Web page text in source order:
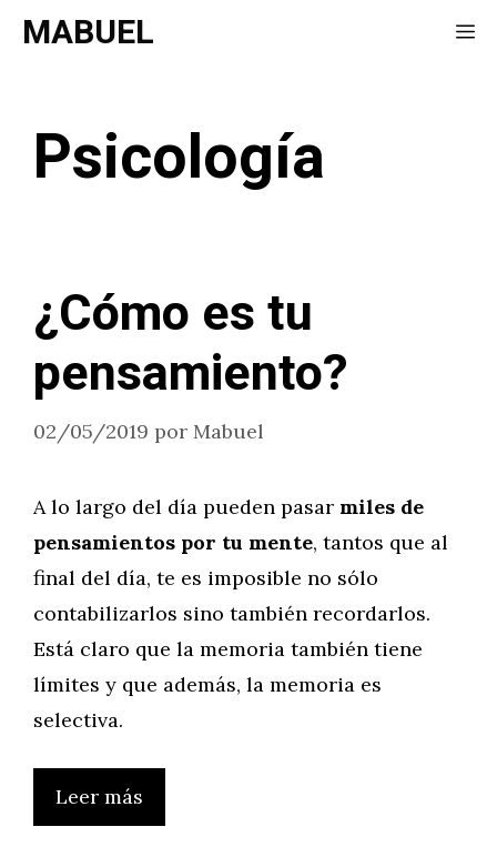
SaltarMABUEL
Psicología
¿Cómo es tu
pensamiento?
02/05/2019 por Mabuel
A lo largo del día pueden pasar miles de
pensamientos por tu mente, tantos que al
final del día, te es imposible no sólo
contabilizarlos sino también recordarlos.
Está claro que la memoria también tiene
límites y que además, la memoria es
selectiva.
Leer más